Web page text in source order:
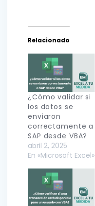
Relacionado
¿Cómo validar si
los datos se
enviaron
correctamente a
SAP desde VBA?
abril 2, 2025
En «Microsoft Excel»